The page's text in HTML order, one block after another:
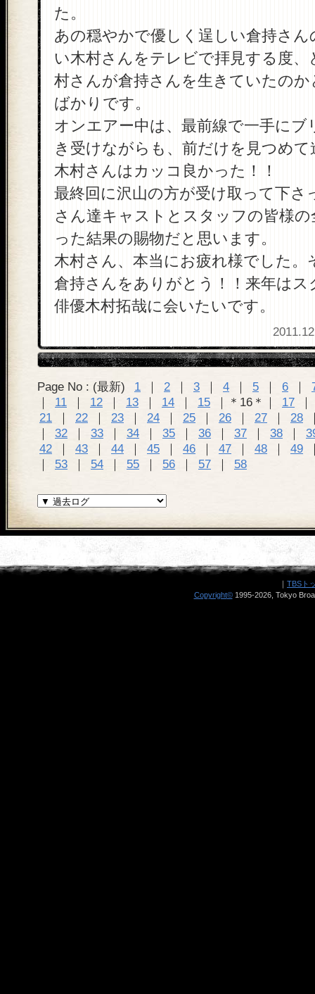
た。
あの穏やかで優しく逞しい倉持さん
い木村さんをテレビで拝見する度、
村さんが倉持さんを生きていたのか
ばかりです。
オンエアー中は、最前線で一手にブ
き受けながらも、前だけを見つめ
木村さんはカッコ良かった！！
最終回に沢山の方が受け取って下さ
さん達キャストとスタッフの皆様の
った結果の賜物だと思います。
木村さん、本当にお疲れ様でした。
倉持さんをありがとう！！来年はス
俳優木村拓哉に会いたいです。
Page No : (最新) 1 ｜ 2 ｜ 3 ｜ 4 ｜ 5 ｜ 6 ｜
｜
11 ｜ 12 ｜ 13 ｜ 14 ｜ 15 ｜＊16＊｜ 17
｜
21
｜ 22 ｜ 23 ｜ 24 ｜ 25 ｜ 26 ｜ 27 ｜ 28
｜
32 ｜ 33 ｜ 34 ｜ 35 ｜ 36 ｜ 37 ｜ 38 ｜
42
｜ 43 ｜ 44 ｜ 45 ｜ 46 ｜ 47 ｜ 48 ｜ 49
｜
53 ｜ 54 ｜ 55 ｜ 56 ｜ 57 ｜ 58
｜ TBSト
Copyright© 1995-2026, Tokyo